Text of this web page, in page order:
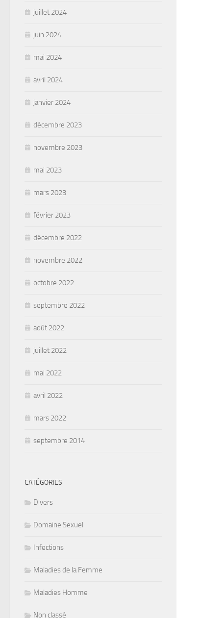
juillet 2024
juin 2024
mai 2024
avril 2024
janvier 2024
décembre 2023
novembre 2023
mai 2023
mars 2023
février 2023
décembre 2022
novembre 2022
octobre 2022
septembre 2022
août 2022
juillet 2022
mai 2022
avril 2022
mars 2022
septembre 2014
CATÉGORIES
Divers
Domaine Sexuel
Infections
Maladies de la Femme
Maladies Homme
Non classé